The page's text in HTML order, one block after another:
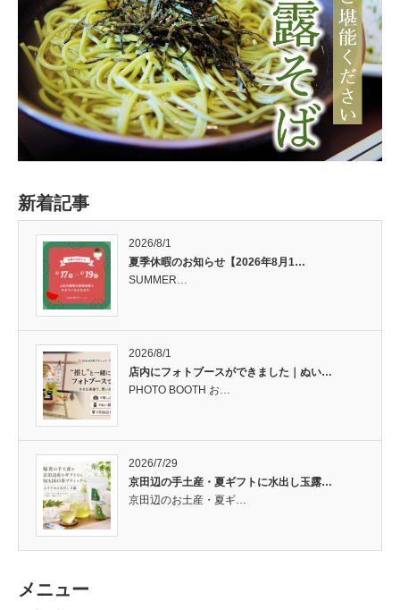
新着記事
2026/8/1
夏季休暇のお知らせ【2026年8月1…
SUMMER…
2026/8/1
店内にフォトブースができました｜ぬい…
PHOTO BOOTH お…
2026/7/29
京田辺の手土産・夏ギフトに水出し玉露…
京田辺のお土産・夏ギ…
メニュー